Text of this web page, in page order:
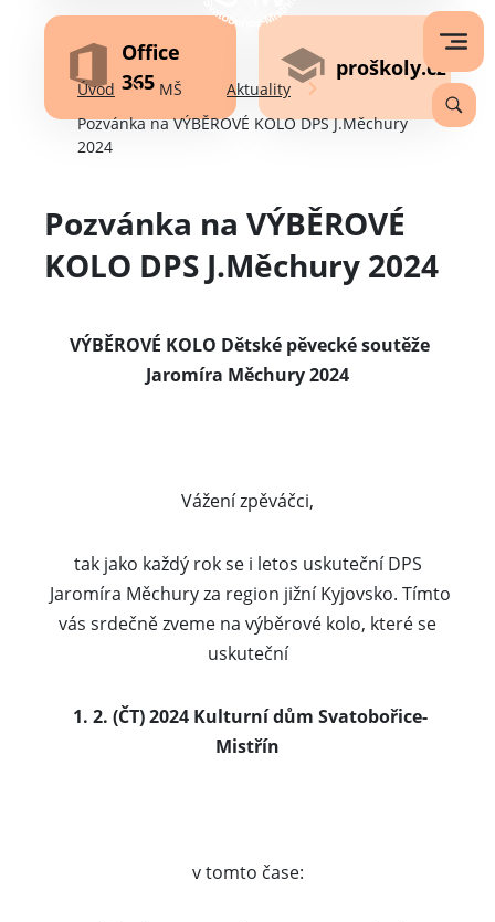
Office
365
proškoly.cz
Úvod MŠ
Aktuality
Pozvánka na VÝBĚROVÉ KOLO DPS J.Měchury
2024
Pozvánka na VÝBĚROVÉ
KOLO DPS J.Měchury 2024
VÝBĚROVÉ KOLO Dětské pěvecké soutěže
Jaromíra Měchury 2024
Vážení zpěváčci,
tak jako každý rok se i letos uskuteční DPS
Jaromíra Měchury za region jižní Kyjovsko. Tímto
vás srdečně zveme na výběrové kolo, které se
uskuteční
1. 2. (ČT) 2024 Kulturní dům Svatobořice-
Mistřín
v tomto čase: